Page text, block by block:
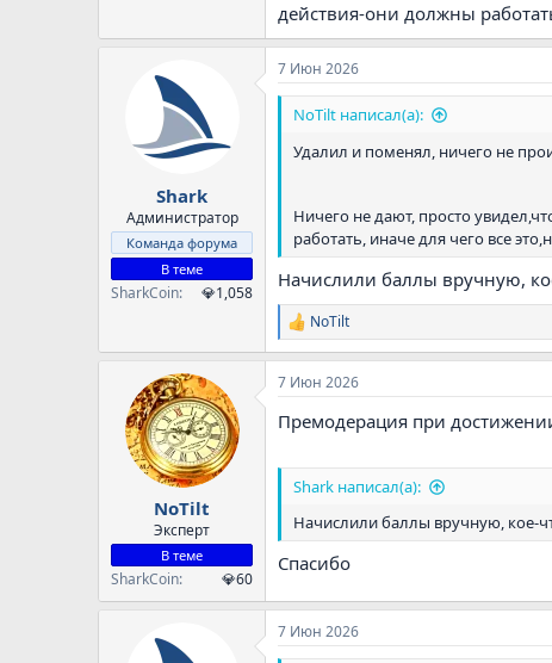
действия-они должны
Shark
Администратор
Команда форума
В теме
SharkCoin 💎1,058
7 Июн 2026
NoTilt написал(а):
Удалил и поменял, ничего не
Ничего не дают, просто
работать, иначе для чего все
Начислили баллы вручную,
Р
е
а
к
и
NoTilt
NoTilt
Эксперт
В теме
SharkCoin 💎60
7 Июн 2026
Премодерация при
Shark написал(а):
Начислили баллы вручную, кое-
Спасибо
7 Июн 2026